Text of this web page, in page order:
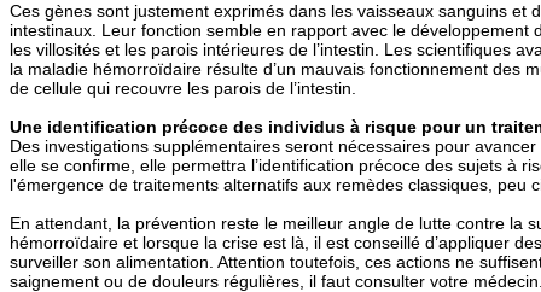
Ces gènes sont justement exprimés dans les vaisseaux sanguins et
intestinaux. Leur fonction semble en rapport avec le développement
les villosités et les parois intérieures de l’intestin. Les scientifiques
la maladie hémorroïdaire résulte d’un mauvais fonctionnement des
de cellule qui recouvre les parois de l’intestin.
Une identification précoce des individus à risque pour un
Des investigations supplémentaires seront nécessaires pour
elle se confirme, elle permettra l’identification précoce des sujets à
l'émergence de traitements alternatifs aux remèdes classiques, peu
En attendant, la prévention reste le meilleur angle de lutte contre la
hémorroïdaire et lorsque la crise est là, il est conseillé d’appliquer
surveiller son alimentation. Attention toutefois, ces actions ne
saignement ou de douleurs régulières, il faut consulter votre